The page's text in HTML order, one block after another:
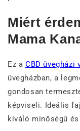
Miért
Mama
Ez a CBD üvegházi
üvegházban, a
gondosan
képviseli. Ideális
kiváló minőségű